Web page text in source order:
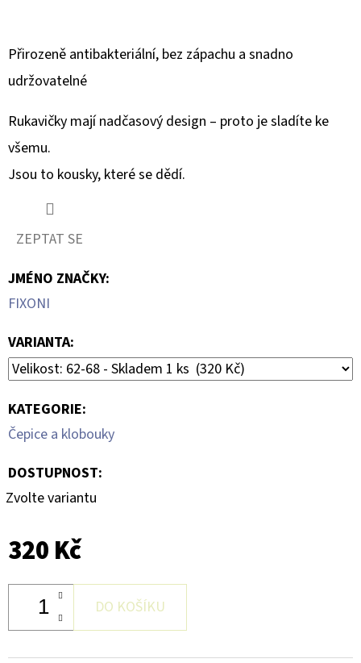
Přirozeně antibakteriální, bez zápachu a snadno
udržovatelné
Rukavičky mají nadčasový design – proto je sladíte ke
všemu.
Jsou to kousky, které se dědí.
ZEPTAT SE
JMÉNO ZNAČKY:
FIXONI
VARIANTA:
KATEGORIE:
Čepice a klobouky
DOSTUPNOST:
Zvolte variantu
320 Kč
DO KOŠÍKU